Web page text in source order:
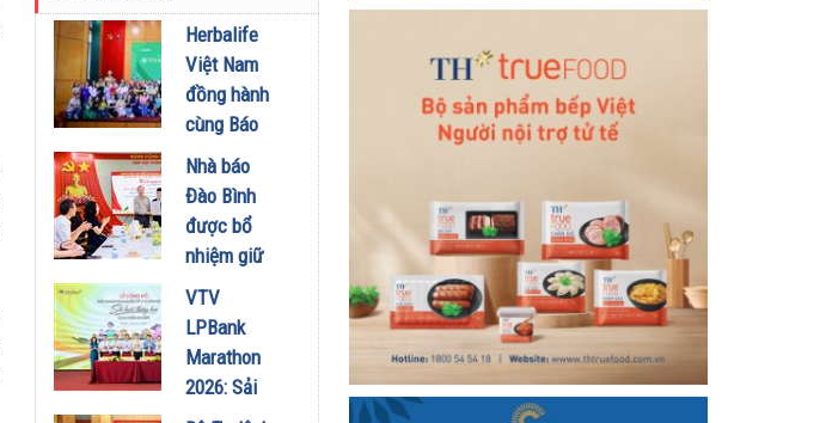
24/01/2022
Herbalife
Việt Nam
đồng hành
cùng Báo
Sức khỏe
và Đời
sống tổ
chức Cuộc
thi “Tôi
Khỏe Đẹp
Hơn” lần
thứ 5 để
khuyến
Nhà báo
Đào Bình
được bổ
nhiệm giữ
chức Tổng
Biên tập
Tạp chí
Doanh
VTV
LPBank
Marathon
2026: Sải
bước qua